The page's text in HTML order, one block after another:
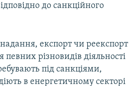
до санкційного
експорт чи реекспорт
різновидів діяльності
під санкціями,
в енергетичному секторі